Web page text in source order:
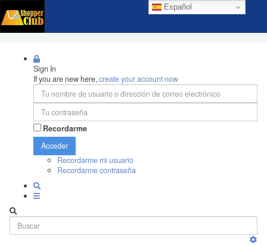
Español
Sign In
If you are new here,create your account now
Recordarme
Acceder
Recordarme mi usuario
Recordarme contraseña